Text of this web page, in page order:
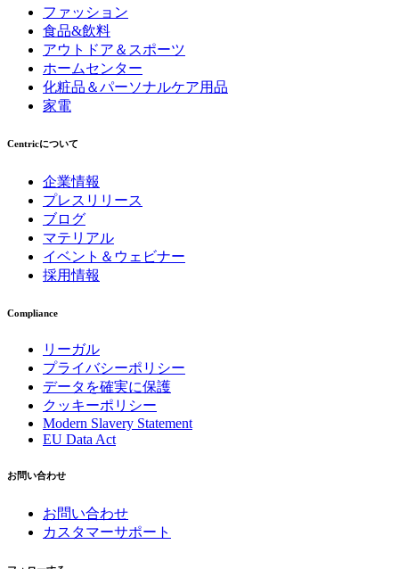
ファッション
食品&飲料
アウトドア＆スポーツ
ホームセンター
化粧品＆パーソナルケア用品
家電
Centricについて
企業情報
プレスリリース
ブログ
マテリアル
イベント＆ウェビナー
採用情報
Compliance
リーガル
プライバシーポリシー
データを確実に保護
クッキーポリシー
Modern Slavery Statement
EU Data Act
お問い合わせ
お問い合わせ
カスタマーサポート